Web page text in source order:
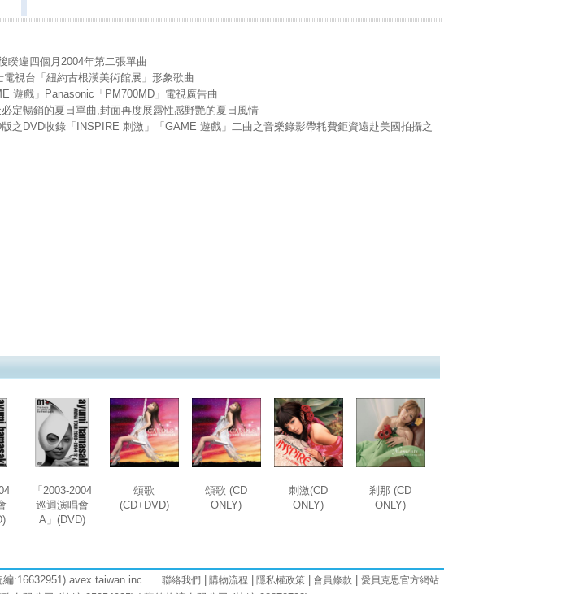
睽違四個月2004年第二張單曲
視台「紐約古根漢美術館展」形象歌曲
遊戲」Panasonic「PM700MD」電視廣告曲
定暢銷的夏日單曲,封面再度展露性感野艷的夏日風情
之DVD收錄「INSPIRE 刺激」「GAME 遊戲」二曲之音樂錄影帶耗費鉅資遠赴美國拍攝之
「2003-2004
巡迴演唱會
A」(DVD)
頌歌
(CD+DVD)
頌歌 (CD
ONLY)
刺激(CD
ONLY)
剎那 (CD
ONLY)
編:16632951) avex taiwan inc. 聯絡我們 購物流程 隱私權政策 會員條款 愛貝克思官方網站